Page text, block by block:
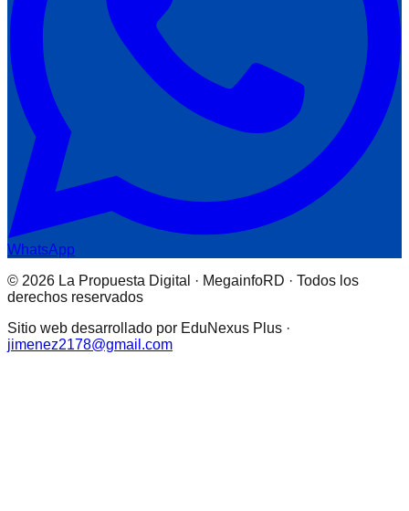
WhatsApp
© 2026 La Propuesta Digital · MegainfoRD · Todos los
derechos reservados
Sitio web desarrollado por EduNexus Plus ·
jimenez2178@gmail.com